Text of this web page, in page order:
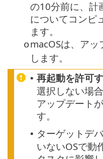
の10分前に、計
についてコンピ
ます。
omacOSは、ア
します。
• 再起動を許可
選択しない場
アップデート
す。
• ターゲットデ
いないOSで動